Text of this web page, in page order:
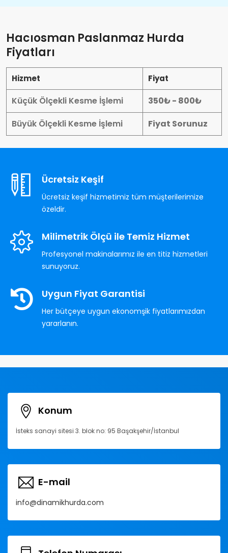
Hacıosman Paslanmaz Hurda
Fiyatları
Hizmet Fiyat
Küçük Ölçekli Kesme İşlemi
350₺ - 800₺
Büyük Ölçekli Kesme İşlemi
Fiyat Sorunuz
Ücretsiz Keşif
Ücretsiz keşif hizmetimiz tüm müşterilerimize
özeldir.
Milimetrik Ölçü ile Temiz Hizmet
Profesyonel makinalarımız ile en titiz hizmetleri
sunuyoruz.
Uygun Fiyat Garantisi
Her bütçeye uygun ekonomşik fiyatlarımızdan
yararlanın.
Konum
İsteks sanayi sitesi 3. blok no: 95 Başakşehir/İstanbul
E-mail
info@dinamikhurda.com